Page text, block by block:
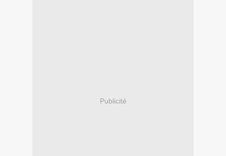
Publicité